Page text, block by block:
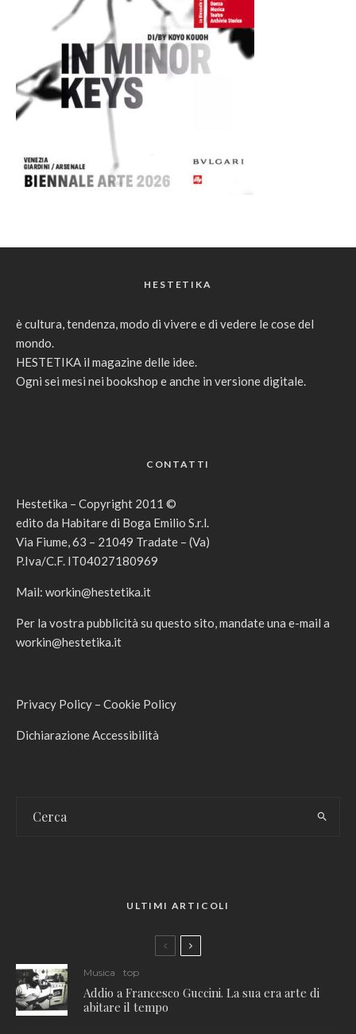
HESTETIKA
è cultura, tendenza, modo di vivere e di vedere le cose del
mondo.
HESTETIKA il magazine delle idee.
Ogni sei mesi nei bookshop e anche in versione digitale.
CONTATTI
Hestetika – Copyright 2011 ©
edito da Habitare di Boga Emilio S.r.l.
Via Fiume, 63 – 21049 Tradate – (Va)
P.Iva/C.F. IT04027180969
Mail: workin@hestetika.it
Per la vostra pubblicità su questo sito, mandate una e-mail a
workin@hestetika.it
Privacy Policy – Cookie Policy
Dichiarazione Accessibilità
ULTIMI ARTICOLI
Musica top
Addio a Francesco Guccini. La sua era arte di
abitare il tempo